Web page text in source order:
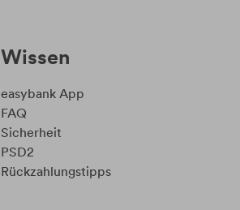
Wissen
easybank App
FAQ
Sicherheit
PSD2
Rückzahlungstipps